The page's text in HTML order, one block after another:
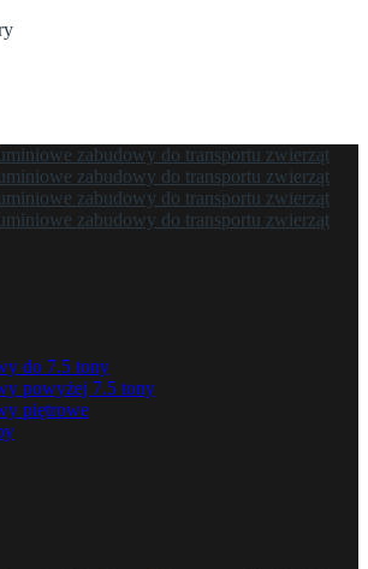
do 7.5 tony
powyżej 7.5 tony
piętrowe